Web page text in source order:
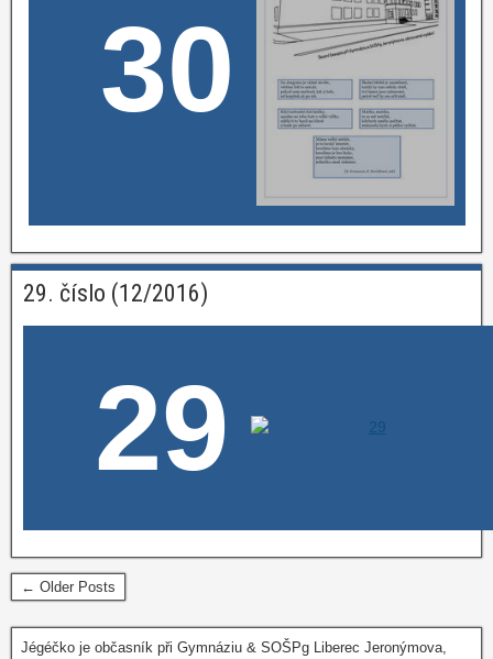
30
29. číslo (12/2016)
29
← Older Posts
Jégéčko je občasník při Gymnáziu & SOŠPg Liberec Jeronýmova,